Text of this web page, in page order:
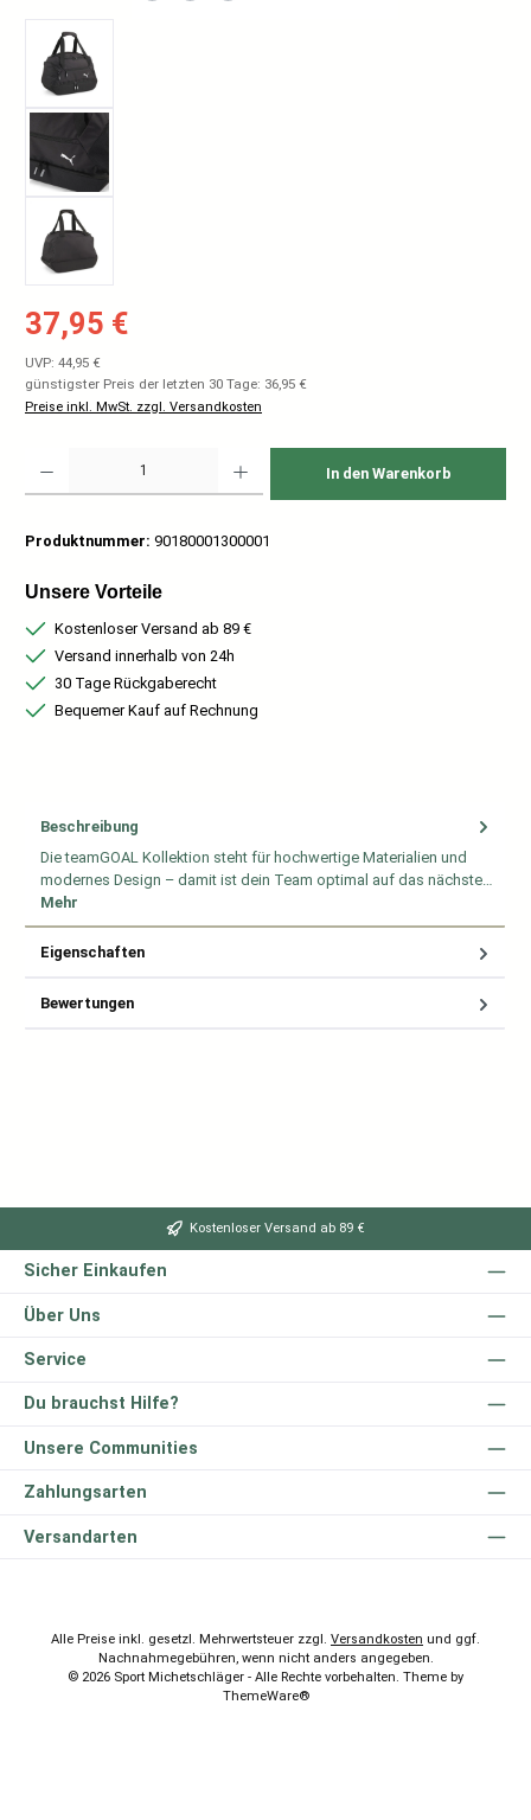
Verkaufspreis:
37,95 €
Regulärer Preis:
UVP: 44,95 €
günstigster Preis der letzten 30 Tage: 36,95 €
Preise inkl. MwSt. zzgl. Versandkosten
In den Warenkorb
Produktnummer: 90180001300001
Unsere Vorteile
Kostenloser Versand ab 89 €
Versand innerhalb von 24h
30 Tage Rückgaberecht
Bequemer Kauf auf Rechnung
Beschreibung
Die teamGOAL Kollektion steht für hochwertige Materialien und
modernes Design – damit ist dein Team optimal auf das nächste…
Mehr
Eigenschaften
Bewertungen
Kostenloser Versand ab 89 €
Sicher Einkaufen
Über Uns
Service
Du brauchst Hilfe?
Unsere Communities
Zahlungsarten
Versandarten
Alle Preise inkl. gesetzl. Mehrwertsteuer zzgl. Versandkosten und ggf.
Nachnahmegebühren, wenn nicht anders angegeben.
© 2026 Sport Michetschläger - Alle Rechte vorbehalten. Theme by
ThemeWare®